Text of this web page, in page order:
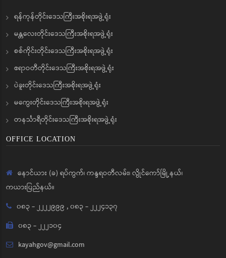
ရန်ကုန်တိုင်းဒေသကြီးအစိုးရအဖွဲ့ရုံး
မန္တလေးတိုင်းဒေသကြီးအစိုးရအဖွဲ့ရုံး
စစ်ကိုင်းတိုင်းဒေသကြီးအစိုးရအဖွဲ့ရုံး
ဧရာဝတီတိုင်းဒေသကြီးအစိုးရအဖွဲ့ရုံး
ပဲခူးတိုင်းဒေသကြီးအစိုးရအဖွဲ့ရုံး
မကွေးတိုင်းဒေသကြီးအစိုးရအဖွဲ့ရုံး
တနင်္သာရီတိုင်းဒေသကြီးအစိုးရအဖွဲ့ရုံး
OFFICE LOCATION
နောင်ယား (ခ) ရပ်ကွက်၊ ကန္ဒရဝတီလမ်း၊ လွိုင်ကော်မြို့နယ်၊
ကယားပြည်နယ်။
၀၈၃ - ၂၂၂၂၉၉၉ ,၀၈၃ - ၂၂၂၄၁၃၇
၀၈၃ - ၂၂၂၁၀၄
kayahgov@gmail.com